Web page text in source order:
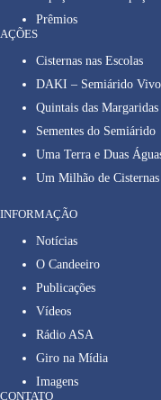
Prêmios
AÇÕES
Cisternas nas Escolas
DAKI – Semiárido Vivo
Quintais das Margaridas
Sementes do Semiárido
Uma Terra e Duas
Um Milhão de
INFORMAÇÃO
Notícias
O Candeeiro
Publicações
Vídeos
Rádio ASA
Giro na Mídia
Imagens
CONTATO